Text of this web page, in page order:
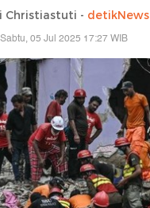
Christiastuti - detikNews
Sabtu, 05 Jul 2025 17:27 WIB